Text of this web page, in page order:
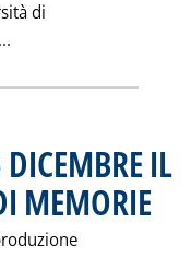
di
Leggi tutta la notizia:
IL
MEMORIE .